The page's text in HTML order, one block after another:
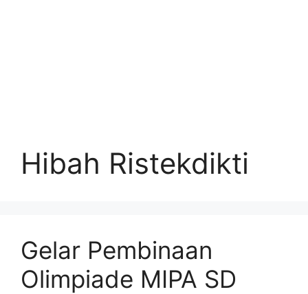
Hibah Ristekdikti
Gelar Pembinaan
Olimpiade MIPA SD